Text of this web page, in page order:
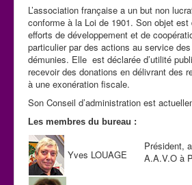
Les Expositions
Les toiles
Participer
Nous contacter
Sites amis
L’association française a un but non
conforme à la Loi de 1901. Son objet est
efforts de développement et de
particulier par des actions au service
démunies. Elle est déclarée d’utilité
recevoir des donations en délivrant des
à une exonération fiscale.
Son Conseil d’administration est
Les membres du bureau :
Yves LOUAGE
Président,
A.A.V.O à